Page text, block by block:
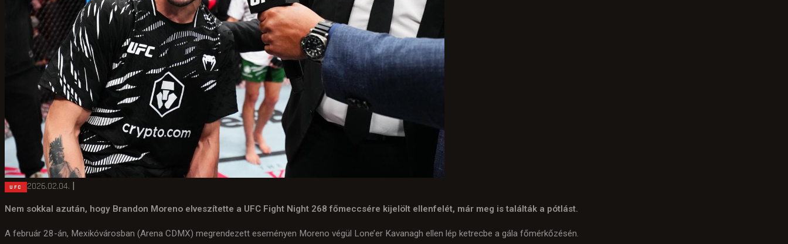
UFC 2026.02.04. |
Nem sokkal azután, hogy Brandon Moreno elveszítette a UFC Fight Night 268 főmeccsére kijelölt ellenfelét, már meg is találták a pótlást.
A február 28-án, Mexikóvárosban (Arena CDMX) megrendezett eseményen Moreno végül Lone’er Kavanagh ellen lép ketrecbe a gála főmérkőzésén.